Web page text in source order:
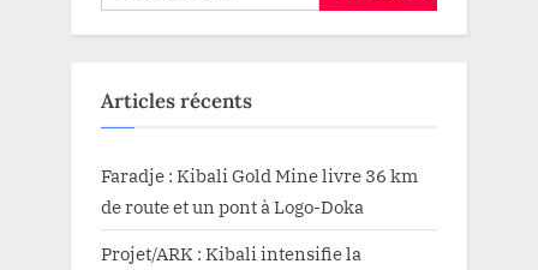
Articles récents
Faradje : Kibali Gold Mine livre 36 km
de route et un pont à Logo-Doka
Projet/ARK : Kibali intensifie la